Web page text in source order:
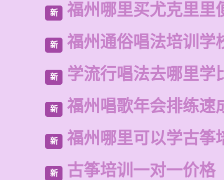
新 福州哪里买尤克里里
新 福州通俗唱法培训学
新 学流行唱法去哪里学
新 福州唱歌年会排练速
新 福州哪里可以学古筝
新 古筝培训一对一价格